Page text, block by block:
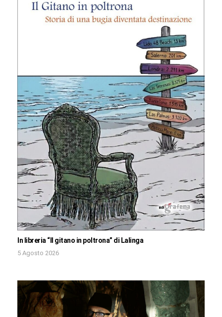
In libreria “Il gitano in poltrona” di Lalinga
5 Agosto 2026